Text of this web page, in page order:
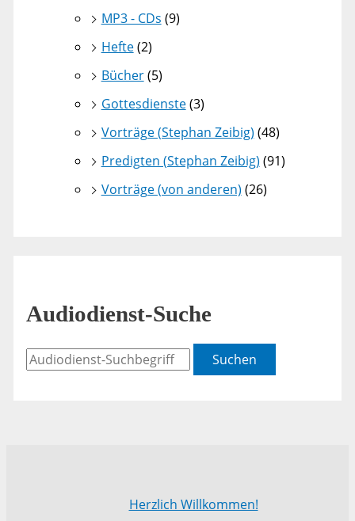
MP3 - CDs (9)
Hefte(2)
Bücher(5)
Gottesdienste(3)
Vorträge (Stephan Zeibig) (48)
Predigten (Stephan Zeibig) (91)
Vorträge (von anderen) (26)
Audiodienst-Suche
Suchen
Herzlich Willkommen!